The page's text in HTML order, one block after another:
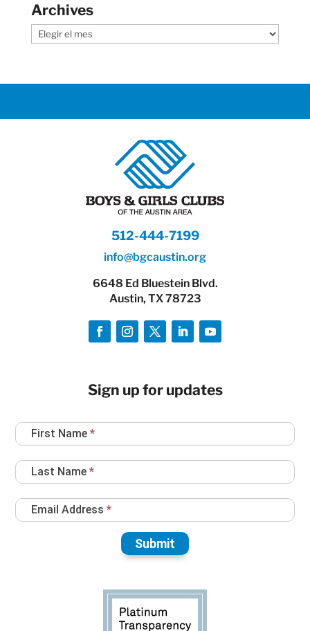
Archives
Archives
512-444-7199
info@bgcaustin.org
6648 Ed Bluestein Blvd.
Austin, TX 78723
Sign up for updates
Newsletter
SignFirst Name*
Last Name*
Email Address*
Submit